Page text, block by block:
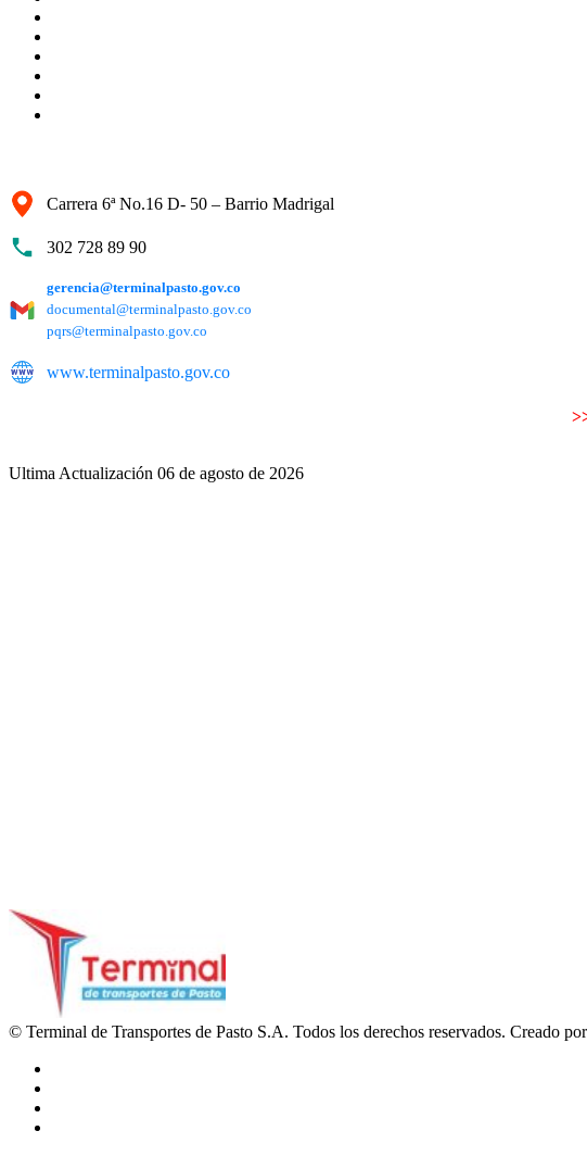
Carrera 6ª No.16 D- 50 – Barrio Madrigal
302 728 89 90
gerencia@terminalpasto.gov.co
documental@terminalpasto.gov.co
pqrs@terminalpasto.gov.co
www.terminalpasto.gov.co
Ultima Actualización 06 de agosto de 2026
© Terminal de Transportes de Pasto S.A. Todos los derechos reservados. Creado por